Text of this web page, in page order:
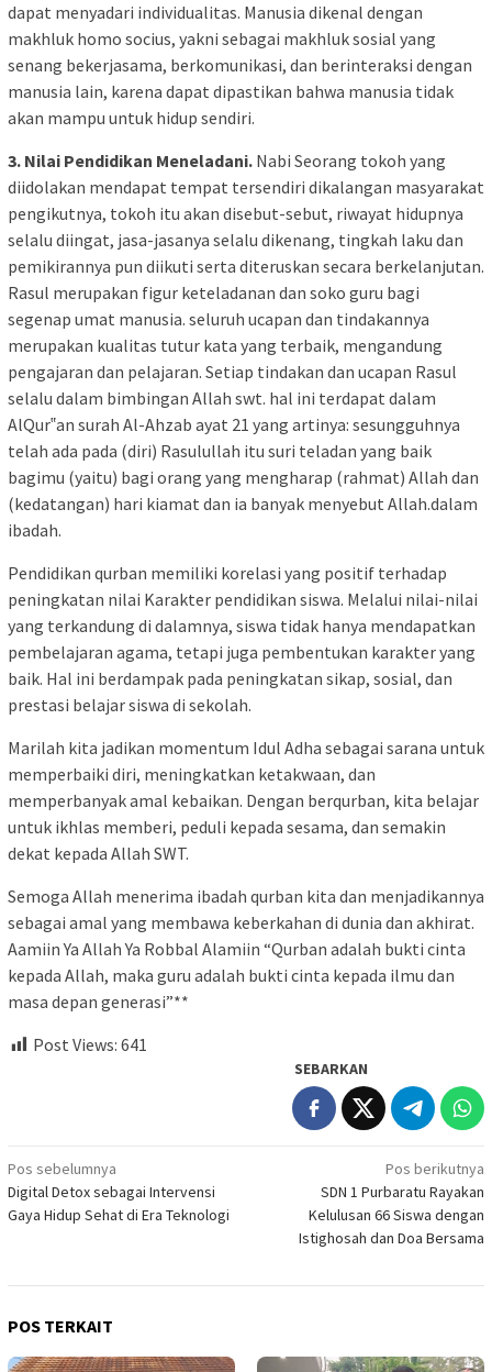
dapat menyadari individualitas. Manusia dikenal dengan
makhluk homo socius, yakni sebagai makhluk sosial yang
senang bekerjasama, berkomunikasi, dan berinteraksi dengan
manusia lain, karena dapat dipastikan bahwa manusia tidak
akan mampu untuk hidup sendiri.
3. Nilai Pendidikan Meneladani. Nabi Seorang tokoh yang
diidolakan mendapat tempat tersendiri dikalangan masyarakat
pengikutnya, tokoh itu akan disebut-sebut, riwayat hidupnya
selalu diingat, jasa-jasanya selalu dikenang, tingkah laku dan
pemikirannya pun diikuti serta diteruskan secara berkelanjutan.
Rasul merupakan figur keteladanan dan soko guru bagi
segenap umat manusia. seluruh ucapan dan tindakannya
merupakan kualitas tutur kata yang terbaik, mengandung
pengajaran dan pelajaran. Setiap tindakan dan ucapan Rasul
selalu dalam bimbingan Allah swt. hal ini terdapat dalam
AlQur‟an surah Al-Ahzab ayat 21 yang artinya: sesungguhnya
telah ada pada (diri) Rasulullah itu suri teladan yang baik
bagimu (yaitu) bagi orang yang mengharap (rahmat) Allah dan
(kedatangan) hari kiamat dan ia banyak menyebut Allah.dalam
ibadah.
Pendidikan qurban memiliki korelasi yang positif terhadap
peningkatan nilai Karakter pendidikan siswa. Melalui nilai-nilai
yang terkandung di dalamnya, siswa tidak hanya mendapatkan
pembelajaran agama, tetapi juga pembentukan karakter yang
baik. Hal ini berdampak pada peningkatan sikap, sosial, dan
prestasi belajar siswa di sekolah.
Marilah kita jadikan momentum Idul Adha sebagai sarana untuk
memperbaiki diri, meningkatkan ketakwaan, dan
memperbanyak amal kebaikan. Dengan berqurban, kita belajar
untuk ikhlas memberi, peduli kepada sesama, dan semakin
dekat kepada Allah SWT.
Semoga Allah menerima ibadah qurban kita dan menjadikannya
sebagai amal yang membawa keberkahan di dunia dan akhirat.
Aamiin Ya Allah Ya Robbal Alamiin “Qurban adalah bukti cinta
kepada Allah, maka guru adalah bukti cinta kepada ilmu dan
masa depan generasi”**
Post Views: 641
SEBARKAN
Navigasi
pos
Pos sebelumnya
Digital Detox sebagai Intervensi
Gaya Hidup Sehat di Era Teknologi
Pos berikutnya
SDN 1 Purbaratu Rayakan
Kelulusan 66 Siswa dengan
Istighosah dan Doa Bersama
POS TERKAIT